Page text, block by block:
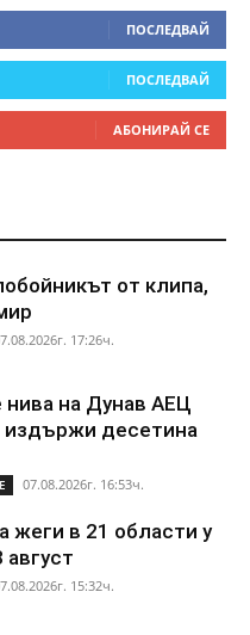
ПОСЛЕДВАЙ
ПОСЛЕДВАЙ
АБОНИРАЙ СЕ
от клипа,
17:26ч.
нива на Дунав АЕЦ
издържи десетина
07.08.2026г. 16:53ч.
жеги в 21 области у
август
15:32ч.